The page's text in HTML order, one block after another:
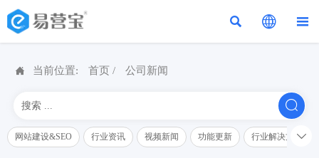
  
 当前位置: 首页 / 公司新闻

网站建设&SEO 行业资讯 视频新闻 功能更新 行业解决方案解读
